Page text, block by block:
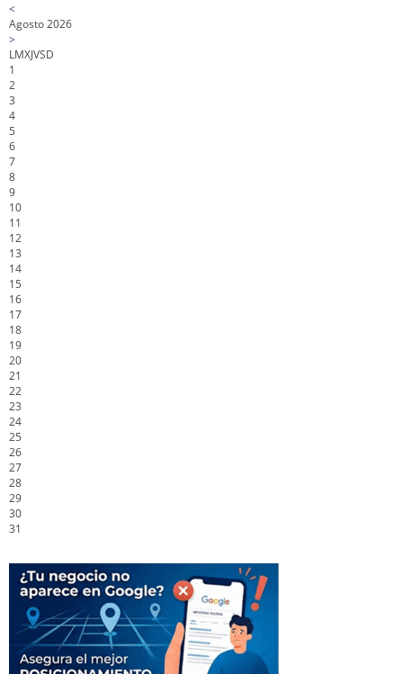
<
Agosto 2026
>
LMXJVSD
1
2
3
4
5
6
7
8
9
10
11
12
13
14
15
16
17
18
19
20
21
22
23
24
25
26
27
28
29
30
31